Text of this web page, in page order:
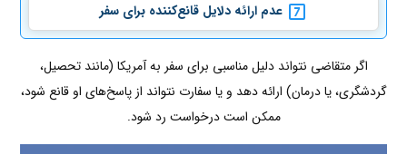
عدم ارائه دلایل قانع‌کننده برای سفر
اگر متقاضی نتواند دلیل مناسبی برای سفر به آمریکا (مانند تحصیل،
گردشگری، یا درمان) ارائه دهد و یا سفارت نتواند از پاسخ‌های او قانع شود،
ممکن است درخواست رد شود.